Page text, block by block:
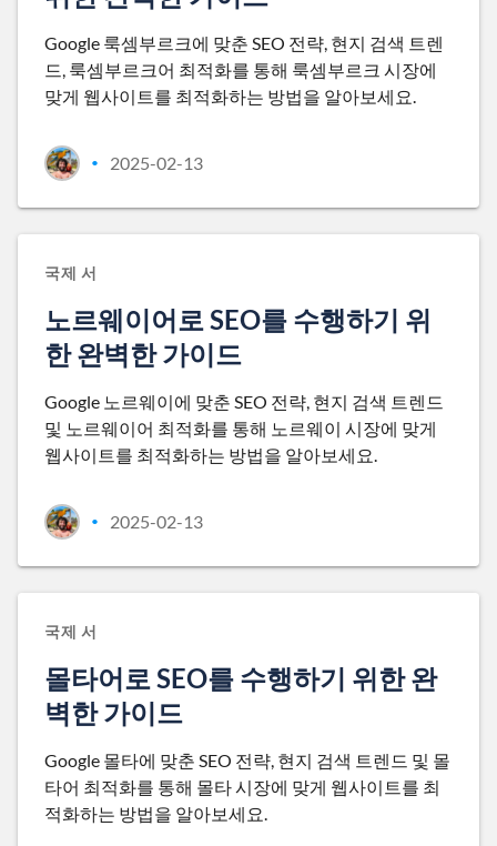
Google 룩셈부르크에 맞춘 SEO 전략, 현지 검색 트렌
드, 룩셈부르크어 최적화를 통해 룩셈부르크 시장에
맞게 웹사이트를 최적화하는 방법을 알아보세요.
• 2025-02-13
국제 서
노르웨이어로 SEO를 수행하기 위
한 완벽한 가이드
Google 노르웨이에 맞춘 SEO 전략, 현지 검색 트렌드
및 노르웨이어 최적화를 통해 노르웨이 시장에 맞게
웹사이트를 최적화하는 방법을 알아보세요.
• 2025-02-13
국제 서
몰타어로 SEO를 수행하기 위한 완
벽한 가이드
Google 몰타에 맞춘 SEO 전략, 현지 검색 트렌드 및 몰
타어 최적화를 통해 몰타 시장에 맞게 웹사이트를 최
적화하는 방법을 알아보세요.